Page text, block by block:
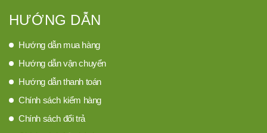
HƯỚNG DẪN
Hướng dẫn mua hàng
Hướng dẫn vận chuyển
Hướng dẫn thanh toán
Chính sách kiểm hàng
Chính sách đổi trả